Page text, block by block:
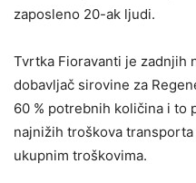
zaposleno 20-ak ljudi.
Tvrtka Fioravanti je zadnjih
dobavljač sirovine za
60 % potrebnih količina i to
najnižih troškova
ukupnim troškovima.